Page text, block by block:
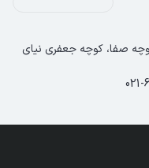
صفا، کوچه جعفری نیای